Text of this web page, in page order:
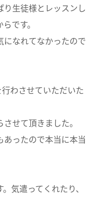
り生徒様とレッスンし
です。
になれてなかったので
わさせていただいた
せて頂きました。
ったので本当に本当
気遣ってくれたり、